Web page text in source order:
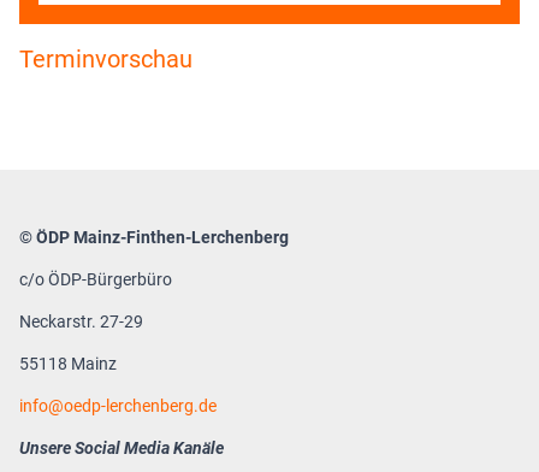
Terminvorschau
© ÖDP Mainz-Finthen-Lerchenberg
c/o ÖDP-Bürgerbüro
Neckarstr. 27-29
55118 Mainz
info oedp-lerchenberg.de
Unsere Social Media Kanäle